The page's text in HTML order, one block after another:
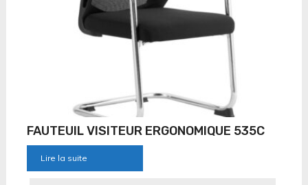
FAUTEUIL VISITEUR ERGONOMIQUE 535C
Lire la suite